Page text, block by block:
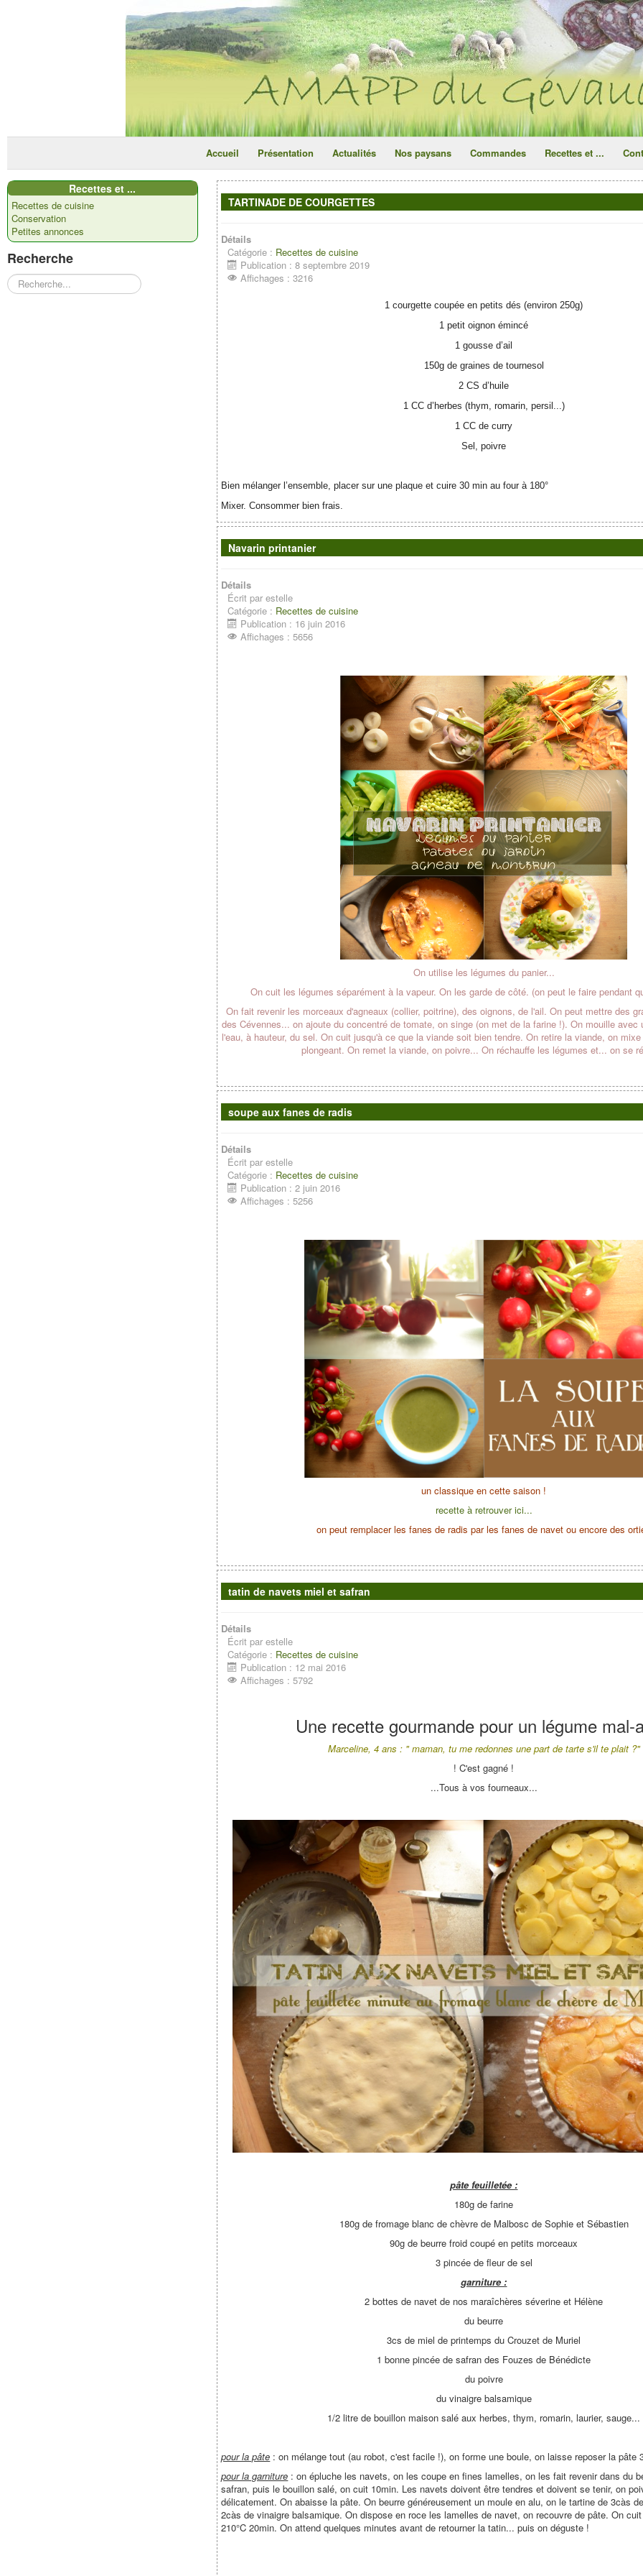
ce site utilise des cookies
Accueil Présentation Actualités Nos paysans Commandes Recettes et ...
Recettes et ...
Recettes de cuisine
Conservation
Petites annonces
Recherche
Rechercher
TARTINADE DE COURGETTES
Détails
Catégorie : Recettes de cuisine
Publication : 8 septembre 2019
Affichages : 3216
1 courgette coupée en petits dés (environ 250g)
1 petit oignon émincé
1 gousse d’ail
150g de graines de tournesol
2 CS d’huile
1 CC d’herbes (thym, romarin, persil...)
1 CC de curry
Sel, poivre
Bien mélanger l’ensemble, placer sur une plaque et cuire 30 min au four à 180°
Mixer. Consommer bien frais.
Navarin printanier
Détails
Écrit parestelle
Catégorie : Recettes de cuisine
Publication : 16 juin 2016
Affichages : 5656
On utilise les légumes du panier...
On cuit les légumes séparément à la vapeur. On les garde de côté. (on peut le faire pendant
On fait revenir les morceaux d'agneaux (collier, poitrine), des oignons, de l'ail. On peut mettre des
des Cévennes... on ajoute du concentré de tomate, on singe (on met de la farine !). On mouille avec
l'eau, à hauteur, du sel. On cuit jusqu'à ce que la viande soit bien tendre. On retire la viande, on
plongeant. On remet la viande, on poivre... On réchauffe les légumes et... on se
soupe aux fanes de radis
Détails
Écrit parestelle
Catégorie : Recettes de cuisine
Publication : 2 juin 2016
Affichages : 5256
un classique en cette saison !
recette à retrouver ici...
on peut remplacer les fanes de radis par les fanes de navet ou encore des
tatin de navets miel et safran
Détails
Écrit parestelle
Catégorie : Recettes de cuisine
Publication : 12 mai 2016
Affichages : 5792
Une recette gourmande pour un légume mal-
Marceline, 4 ans : " maman, tu me redonnes une part de tarte s'il te plait ?"
! C'est gagné !
...Tous à vos fourneaux...
pâte feuilletée :
180g de farine
180g de fromage blanc de chèvre de Malbosc de Sophie et Sébastien
90g de beurre froid coupé en petits morceaux
3 pincée de fleur de sel
garniture :
2 bottes de navet de nos maraîchères séverine et Hélène
du beurre
3cs de miel de printemps du Crouzet de Muriel
1 bonne pincée de safran des Fouzes de Bénédicte
du poivre
du vinaigre balsamique
1/2 litre de bouillon maison salé aux herbes, thym, romarin, laurier, sauge...
pour la pâte : on mélange tout (au robot, c'est facile !), on forme une boule, on laisse reposer la pâte
pour la garniture : on épluche les navets, on les coupe en fines lamelles, on les fait revenir dans du
safran, puis le bouillon salé, on cuit 10min. Les navets doivent être tendres et doivent se tenir, on
délicatement. On abaisse la pâte. On beurre généreusement un moule en alu, on le tartine de 3càs
2càs de vinaigre balsamique. On dispose en roce les lamelles de navet, on recouvre de pâte. On
210°C 20min. On attend quelques minutes avant de retourner la tatin... puis on déguste !